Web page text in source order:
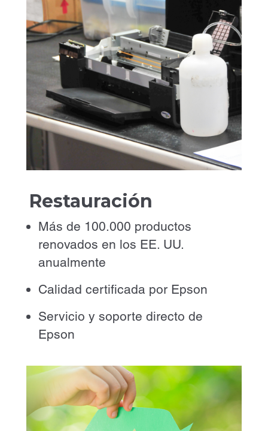
Restauración
Más de 100.000 productos
renovados en los EE. UU.
anualmente
Calidad certificada por Epson
Servicio y soporte directo de
Epson